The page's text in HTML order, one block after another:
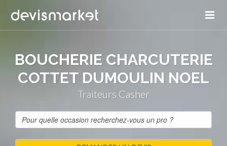
BOUCHERIE CHARCUTERIE
COTTET DUMOULIN NOEL
Traiteurs Casher